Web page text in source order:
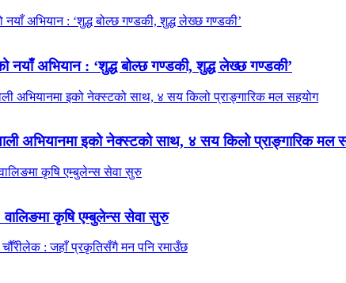
नयाँ अभियान : ‘शुद्ध बोल्छ गण्डकी, शुद्ध लेख्छ गण्डकी’
अभियानमा इको नेक्स्टको साथ, ४ सय किलो प्राङ्गारिक मल
वालिङमा कृषि एम्बुलेन्स सेवा सुरु